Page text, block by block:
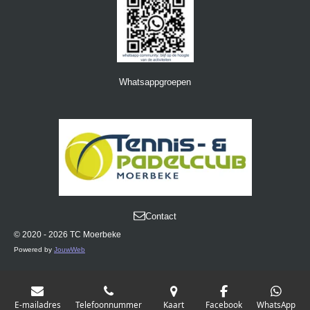
Whatsappgroepen
Contact
© 2020 - 2026 TC Moerbeke
Powered by JouwWeb
E-mailadres Telefoonnummer Kaart Facebook WhatsApp